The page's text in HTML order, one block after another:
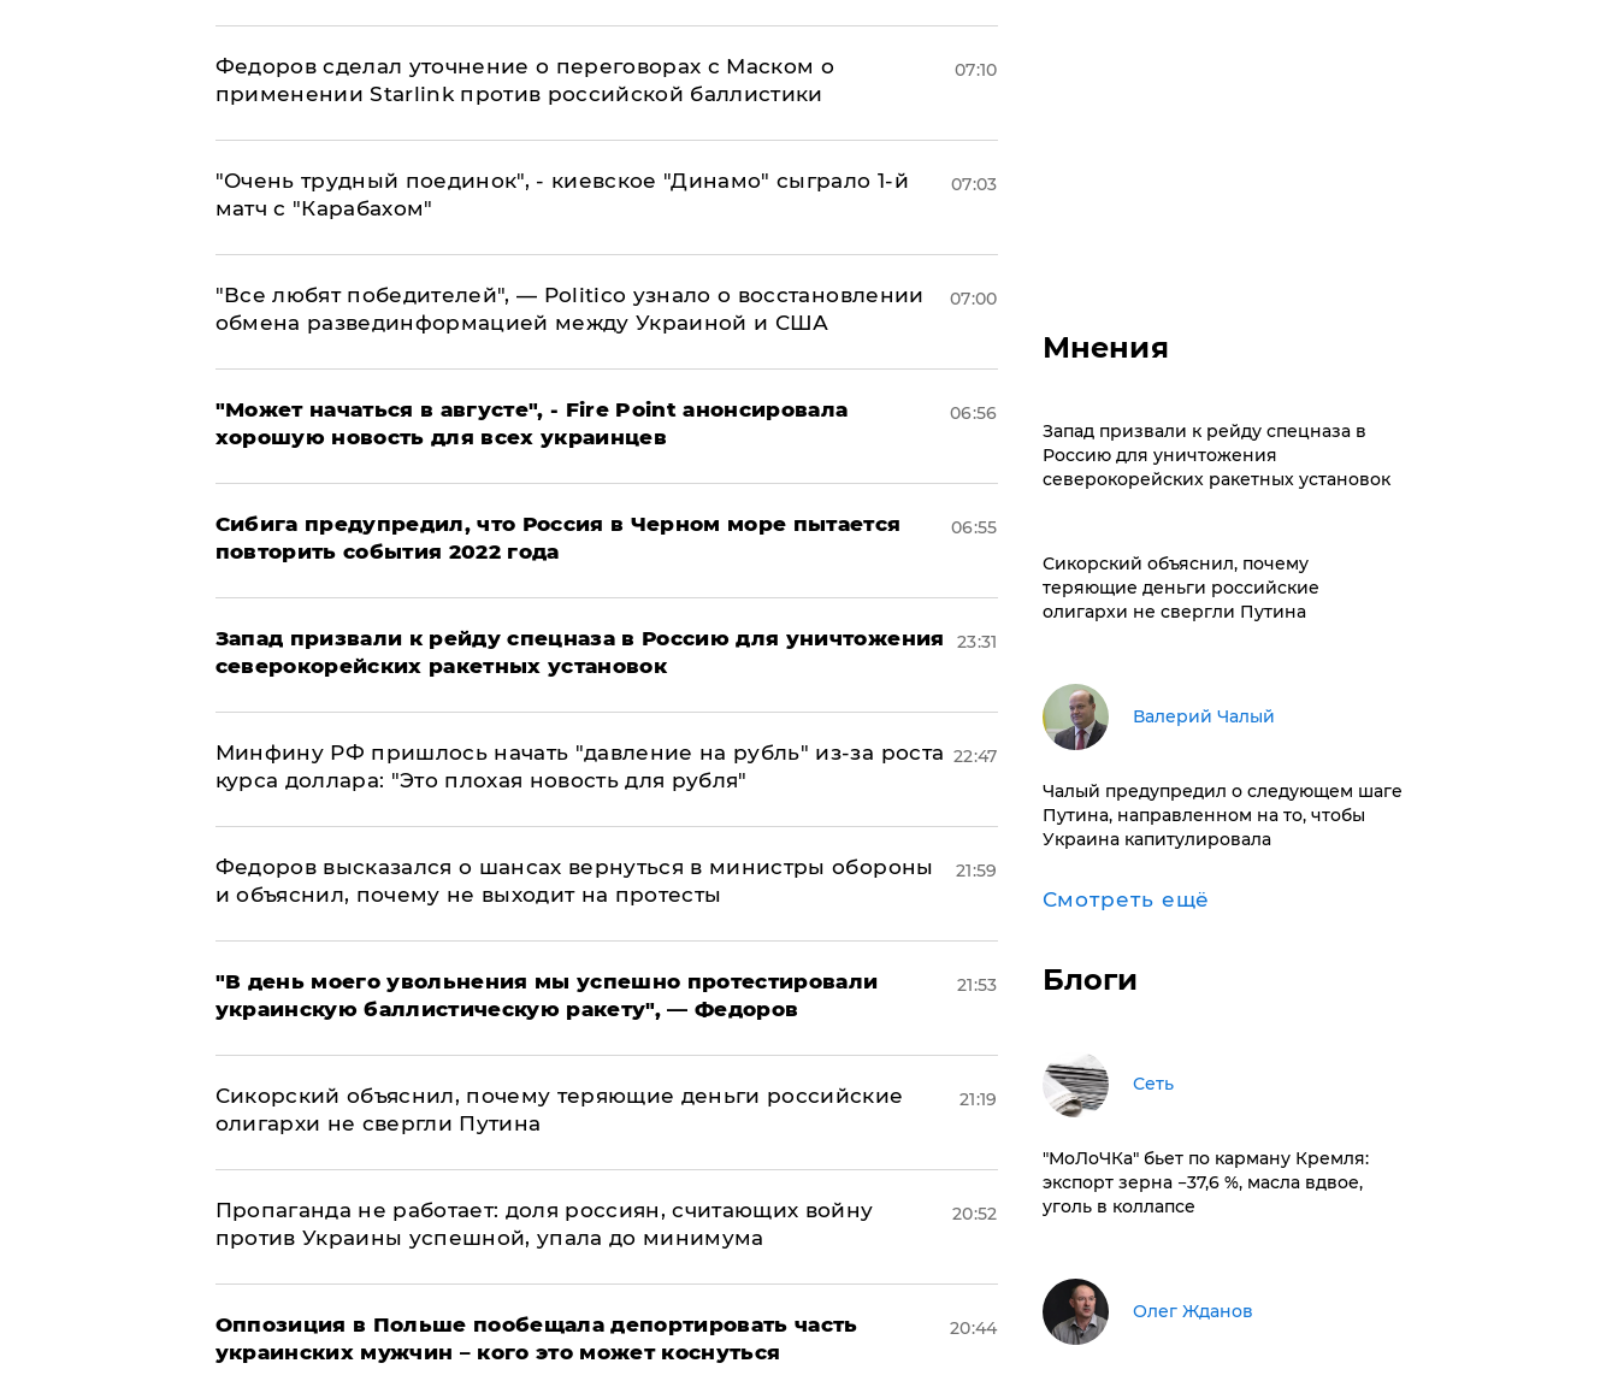
Федоров сделал уточнение о переговорах с Маском о
применении Starlink против российской баллистики
07:10
"Очень трудный поединок", - киевское "Динамо" сыграло 1-й
матч с "Карабахом"
07:03
​"Все любят победителей", — Politico узнало о восстановлении
обмена развединформацией между Украиной и США
07:00
"Может начаться в августе", - Fire Point анонсировала
хорошую новость для всех украинцев
06:56
Сибига предупредил, что Россия в Черном море пытается
повторить события 2022 года
06:55
Запад призвали к рейду спецназа в Россию для уничтожения
северокорейских ракетных установок
23:31
Минфину РФ пришлось начать "давление на рубль" из-за роста
курса доллара: "Это плохая новость для рубля"
22:47
Федоров высказался о шансах вернуться в министры обороны
и объяснил, почему не выходит на протесты
21:59
​"В день моего увольнения мы успешно протестировали
украинскую баллистическую ракету", — Федоров
21:53
Сикорский объяснил, почему теряющие деньги российские
олигархи не свергли Путина
21:19
​Пропаганда не работает: доля россиян, считающих войну
против Украины успешной, упала до минимума
20:52
Оппозиция в Польше пообещала депортировать часть
украинских мужчин – кого это может коснуться
20:44
Мнения
Запад призвали к рейду спецназа в
Россию для уничтожения
северокорейских ракетных установок
Сикорский объяснил, почему
теряющие деньги российские
олигархи не свергли Путина
Валерий Чалый
Чалый предупредил о следующем шаге
Путина, направленном на то, чтобы
Украина капитулировала
Смотреть ещё
Блоги
Сеть
​"МоЛоЧКа" бьет по карману Кремля:
экспорт зерна −37,6 %, масла вдвое,
уголь в коллапсе
Олег Жданов